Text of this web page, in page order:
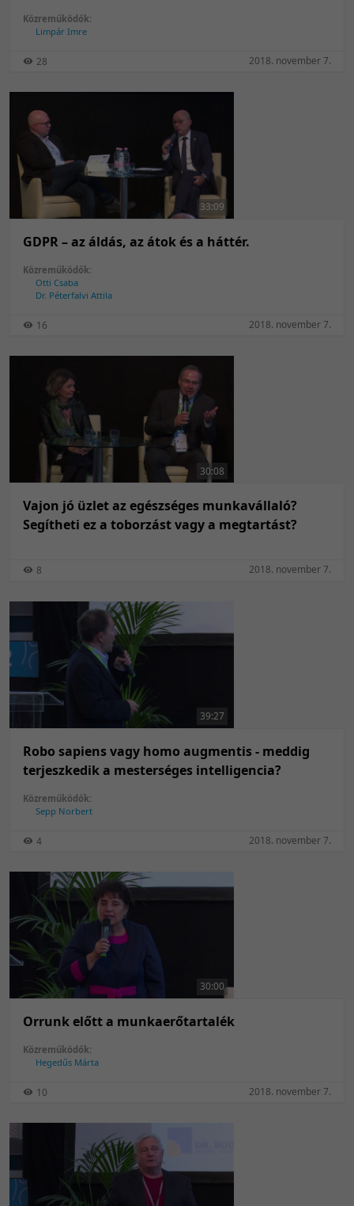
Közreműködők:
Limpár Imre
28 2018. november 7.
33:09
GDPR – az áldás, az átok és a háttér.
Közreműködők:
Otti Csaba
Dr. Péterfalvi Attila
16 2018. november 7.
30:08
Vajon jó üzlet az egészséges munkavállaló?
Segítheti ez a toborzást vagy a megtartást?
8 2018. november 7.
39:27
Robo sapiens vagy homo augmentis - meddig
terjeszkedik a mesterséges intelligencia?
Közreműködők:
Sepp Norbert
4 2018. november 7.
30:00
Orrunk előtt a munkaerőtartalék
Közreműködők:
Hegedűs Márta
10 2018. november 7.